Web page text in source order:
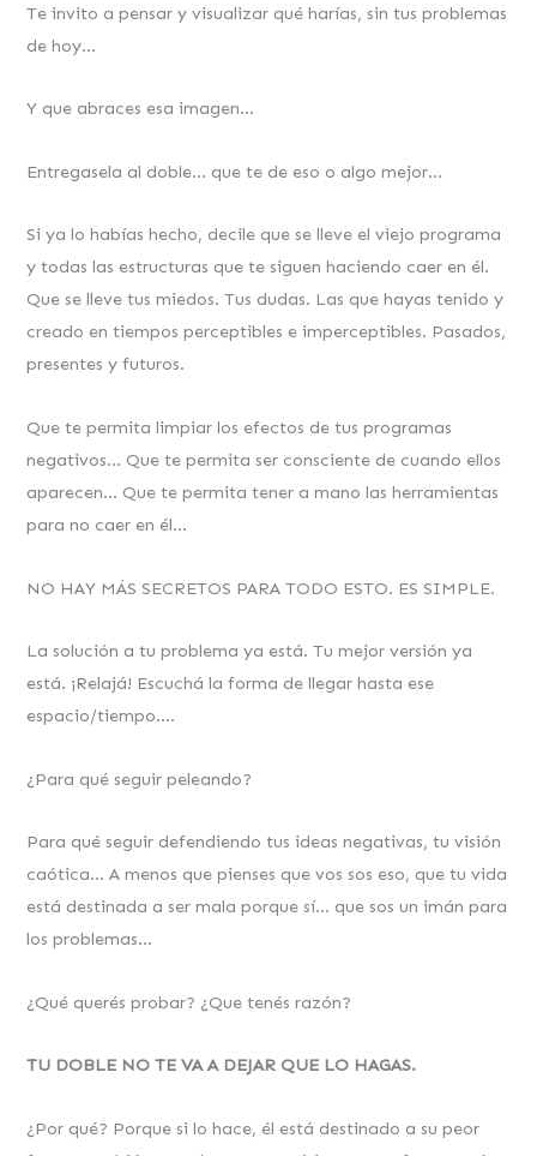
Te invito a pensar y visualizar qué harías, sin tus problemas
de hoy…
Y que abraces esa imagen…
Entregasela al doble… que te de eso o algo mejor…
Si ya lo habías hecho, decile que se lleve el viejo programa
y todas las estructuras que te siguen haciendo caer en él.
Que se lleve tus miedos. Tus dudas. Las que hayas tenido y
creado en tiempos perceptibles e imperceptibles. Pasados,
presentes y futuros.
Que te permita limpiar los efectos de tus programas
negativos… Que te permita ser consciente de cuando ellos
aparecen… Que te permita tener a mano las herramientas
para no caer en él…
NO HAY MÁS SECRETOS PARA TODO ESTO. ES SIMPLE.
La solución a tu problema ya está. Tu mejor versión ya
está. ¡Relajá! Escuchá la forma de llegar hasta ese
espacio/tiempo….
¿Para qué seguir peleando?
Para qué seguir defendiendo tus ideas negativas, tu visión
caótica… A menos que pienses que vos sos eso, que tu vida
está destinada a ser mala porque sí… que sos un imán para
los problemas…
¿Qué querés probar? ¿Que tenés razón?
TU DOBLE NO TE VA A DEJAR QUE LO HAGAS.
¿Por qué? Porque si lo hace, él está destinado a su peor